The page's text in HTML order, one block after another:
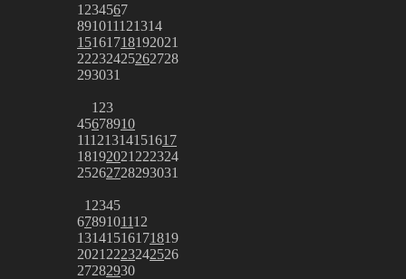
1 234567
891011121314
15161718192021
22232425262728
293031
1 23
45678910
11121314151617
18192021 222324
25262728293031
1 2345
6789101112
13141516171819
2021 2223242526
27282930